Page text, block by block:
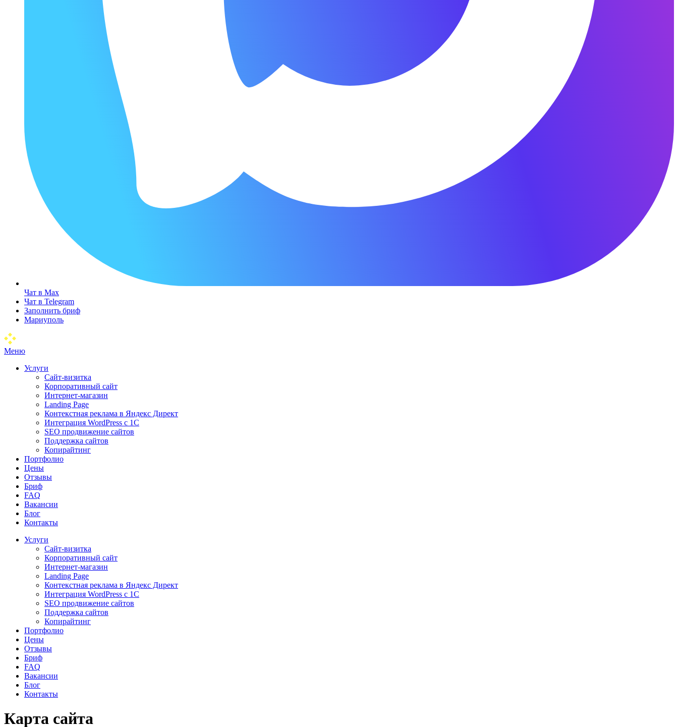
Чат в Max
Чат в Telegram
Заполнить бриф
Мариуполь
Меню
Услуги
Сайт-визитка
Корпоративный сайт
Интернет-магазин
Landing Page
Контекстная реклама в Яндекс Директ
Интеграция WordPress c 1C
SEO продвижение сайтов
Поддержка сайтов
Копирайтинг
Портфолио
Цены
Отзывы
Бриф
FAQ
Вакансии
Блог
Контакты
Услуги
Сайт-визитка
Корпоративный сайт
Интернет-магазин
Landing Page
Контекстная реклама в Яндекс Директ
Интеграция WordPress c 1C
SEO продвижение сайтов
Поддержка сайтов
Копирайтинг
Портфолио
Цены
Отзывы
Бриф
FAQ
Вакансии
Блог
Контакты
Карта сайта